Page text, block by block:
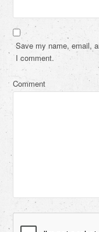
Save my name, email,
I comment.
Comment